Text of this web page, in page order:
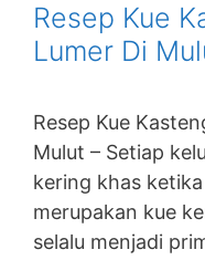
Resep Kue
Lumer Di
Resep Kue
Mulut – Setiap
kering khas
merupakan kue
selalu menjadi